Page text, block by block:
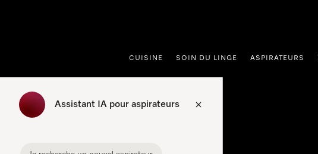
CUISINE SOIN DU LINGE ASPIRATEURS
Assistant IA pour aspirateurs